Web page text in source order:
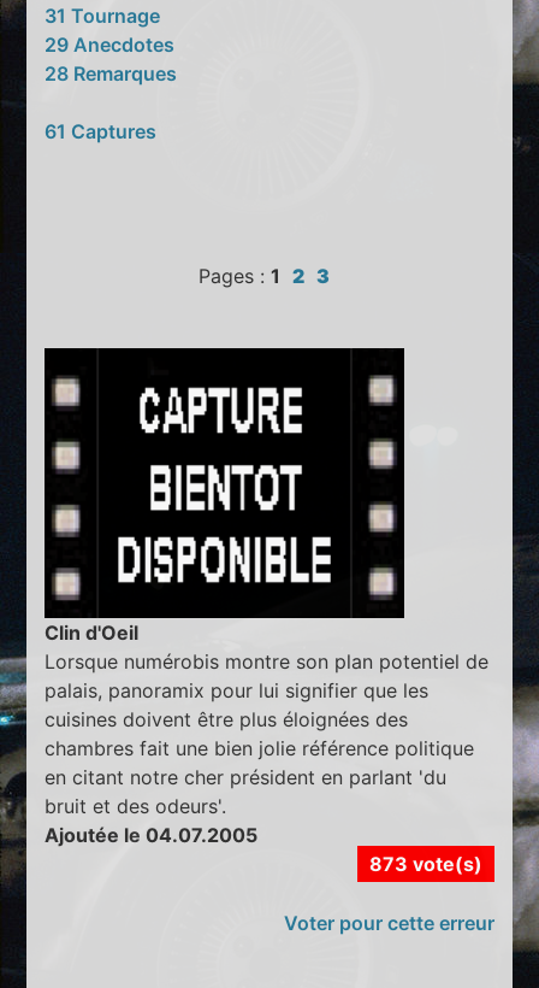
31 Tournage
29 Anecdotes
28 Remarques
61 Captures
Pages : 1 2 3
Clin d'Oeil
Lorsque numérobis montre son plan potentiel de
palais, panoramix pour lui signifier que les
cuisines doivent être plus éloignées des
chambres fait une bien jolie référence politique
en citant notre cher président en parlant 'du
bruit et des odeurs'.
Ajoutée le 04.07.2005
873 vote(s)
Voter pour cette erreur